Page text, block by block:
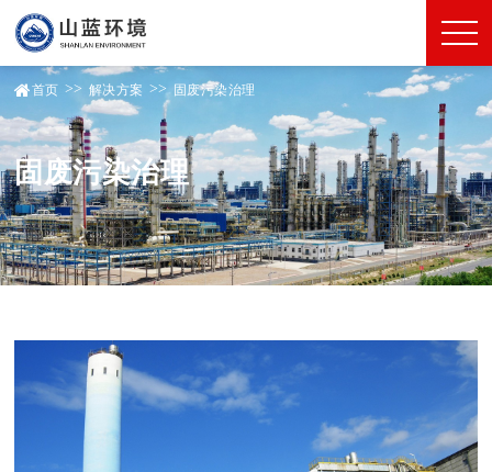
固废污染治理
首页 >> 解决方案 >> 固废污染治理